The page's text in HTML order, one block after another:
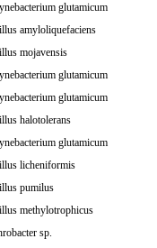
glutamicum
amyloliquefaciens
mojavensis
glutamicum
glutamicum
halotolerans
glutamicum
licheniformis
pumilus
methylotrophicus
sp.